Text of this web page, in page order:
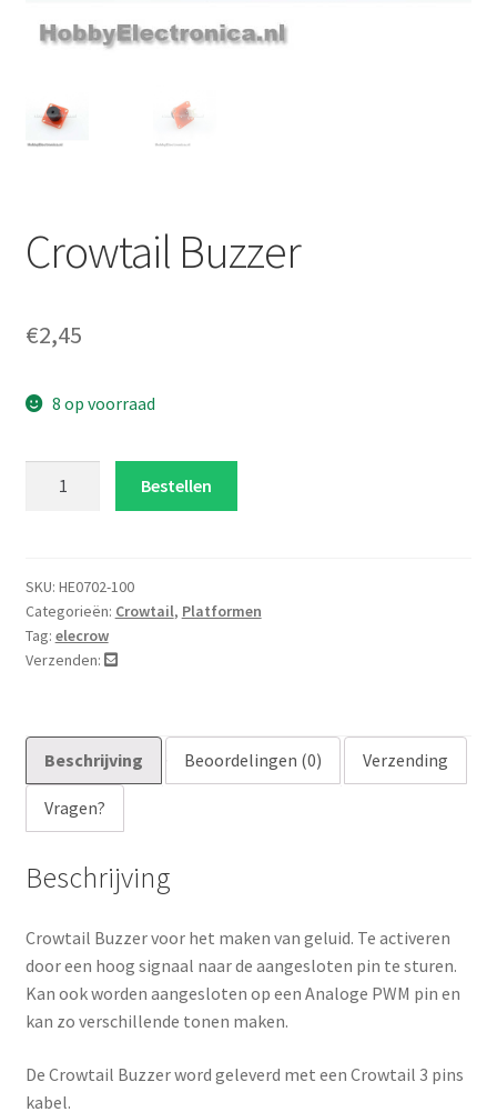
Crowtail Buzzer
€2,45
8 op voorraad
Bestellen
SKU: HE0702-100
Categorieën: Crowtail, Platformen
Tag: elecrow
Verzenden:
Beschrijving Beoordelingen (0) Verzending
Vragen?
Beschrijving
Crowtail Buzzer voor het maken van geluid. Te activeren
door een hoog signaal naar de aangesloten pin te sturen.
Kan ook worden aangesloten op een Analoge PWM pin en
kan zo verschillende tonen maken.
De Crowtail Buzzer word geleverd met een Crowtail 3 pins
kabel.